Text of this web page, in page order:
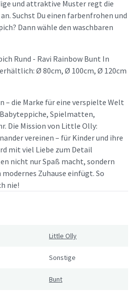
und attraktive Muster regt die
Suchst Du einen farbenfrohen und
Dann wähle den waschbaren
Rund - Ravi Rainbow Bunt In
Ø 80cm, Ø 100cm, Ø 120cm
– die Marke für eine verspielte Welt
Spielmatten,
Die Mission von Little Olly:
vereinen – für Kinder und ihre
mit viel Liebe zum Detail
nicht nur Spaß macht, sondern
Zuhause einfügt. So
nie!
Little Olly
Sonstige
Bunt